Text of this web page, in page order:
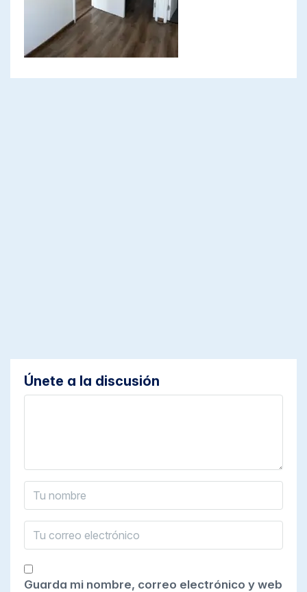
Únete a la discusión
Guarda mi nombre, correo electrónico y web